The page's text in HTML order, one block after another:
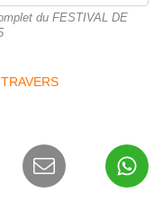
du FESTIVAL DE